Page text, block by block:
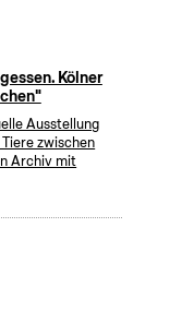
Kölner
Ausstellung
zwischen
Archiv mit